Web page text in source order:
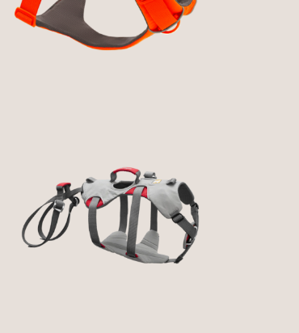
DOUBLEBACK™ FULL
BODY DOG HARNESS
180,81 €